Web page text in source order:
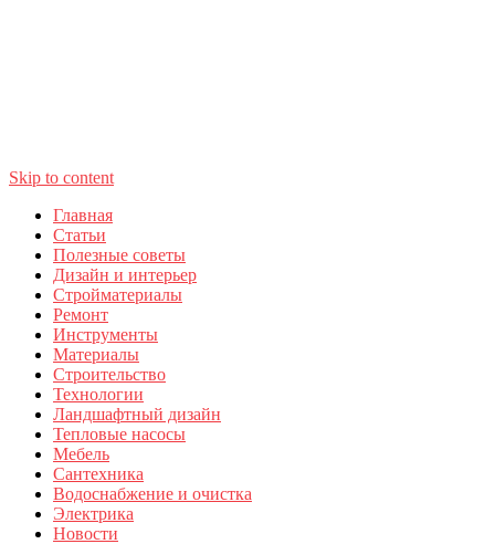
Skip to content
Главная
Статьи
Полезные советы
Дизайн и интерьер
Стройматериалы
Ремонт
Инструменты
Материалы
Строительство
Технологии
Ландшафтный дизайн
Тепловые насосы
Мебель
Сантехника
Водоснабжение и очистка
Электрика
Новости